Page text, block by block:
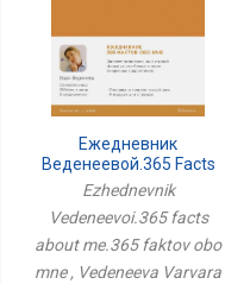
Ежедневник
Веденеевой.365 Facts
About Me.365 Фактов
Ezhednevnik
Vedeneevoi.365 facts
about me.365 faktov obo
mne , Vedeneeva Varvara